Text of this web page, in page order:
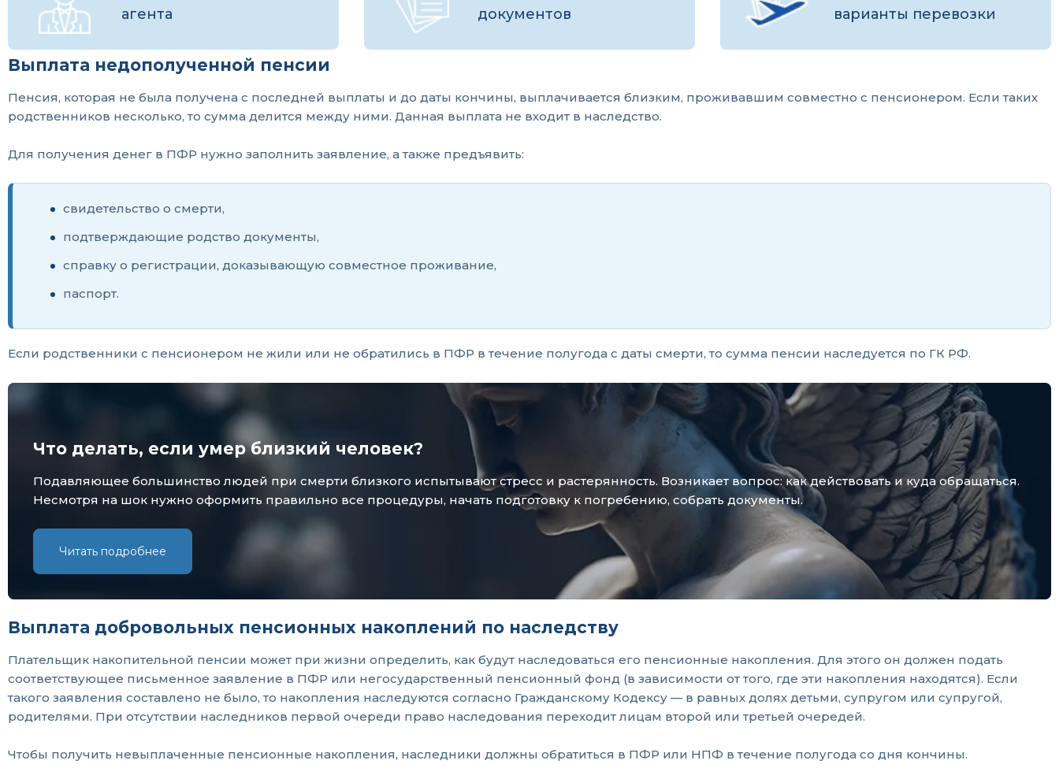
агента
документов
варианты перевозки
Выплата недополученной пенсии
Пенсия, которая не была получена с последней выплаты и до даты кончины, выплачивается близким, проживавшим совместно с пенсионером. Если таких
родственников несколько, то сумма делится между ними. Данная выплата не входит в наследство.
Для получения денег в ПФР нужно заполнить заявление, а также предъявить:
свидетельство о смерти,
подтверждающие родство документы,
справку о регистрации, доказывающую совместное проживание,
паспорт.
Если родственники с пенсионером не жили или не обратились в ПФР в течение полугода с даты смерти, то сумма пенсии наследуется по ГК РФ.
Что делать, если умер близкий человек?
Подавляющее большинство людей при смерти близкого испытывают стресс и растерянность. Возникает вопрос: как действовать и куда обращаться.
Несмотря на шок нужно оформить правильно все процедуры, начать подготовку к погребению, собрать документы.
Читать подробнее
Выплата добровольных пенсионных накоплений по наследству
Плательщик накопительной пенсии может при жизни определить, как будут наследоваться его пенсионные накопления. Для этого он должен подать
соответствующее письменное заявление в ПФР или негосударственный пенсионный фонд (в зависимости от того, где эти накопления находятся). Если
такого заявления составлено не было, то накопления наследуются согласно Гражданскому Кодексу — в равных долях детьми, супругом или супругой,
родителями. При отсутствии наследников первой очереди право наследования переходит лицам второй или третьей очередей.
Чтобы получить невыплаченные пенсионные накопления, наследники должны обратиться в ПФР или НПФ в течение полугода со дня кончины.